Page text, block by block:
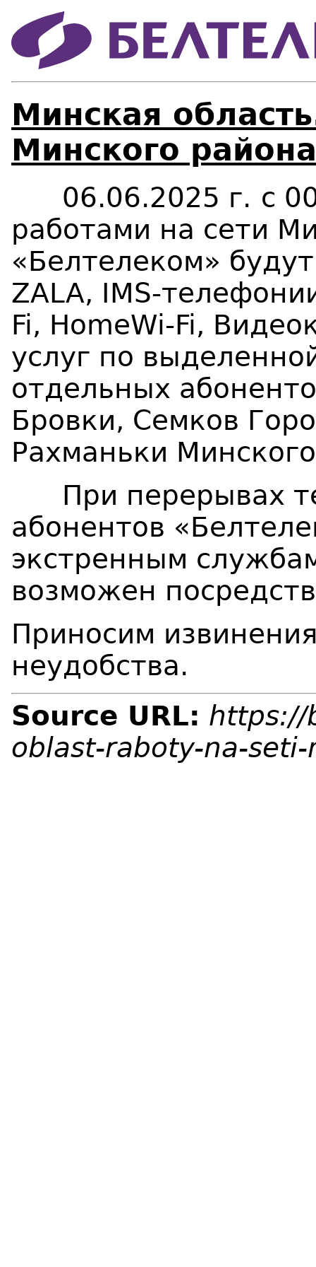
Минская
Минского
06.06.2025 г. с
работами на сети
«Белтелеком»
ZALA, IMS-
Fi, HomeWi-Fi,
услуг по
отдельных
Бровки, Семков
Рахманьки
При перерывах
абонентов
экстренным
возможен
Приносим
неудобства.
Source URL: https://
oblast-raboty-na-